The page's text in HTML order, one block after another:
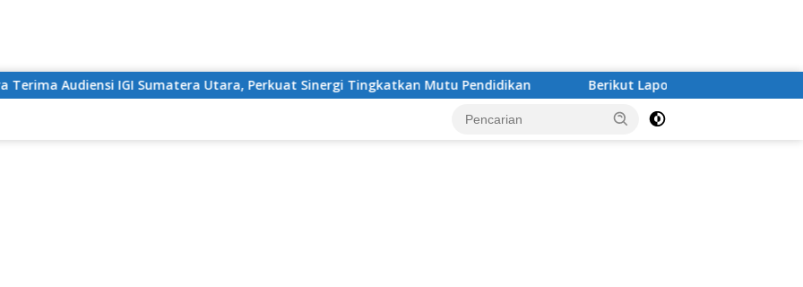
Utara, Perkuat Sinergi Tingkatkan Mutu Pendidikan Berikut Laporan Hasil Rapat Koordinasi Indikator